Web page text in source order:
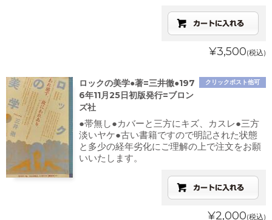
¥3,500(税込)
クリックポスト他可
ロックの美学●著=三井徹●197
6年11月25日初版発行=ブロン
ズ社
●帯無し●カバーと三方にキズ、カスレ●三方
淡いヤケ●古い書籍ですので明記された状態
と多少の経年劣化にご理解の上で注文をお願
いいたします。
¥2,000(税込)